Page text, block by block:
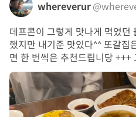
whereverur
데프콘이 그렇게 맛나게 먹었던
했지만 내기준 맛있다^^ 또갈집
면 한 번씩은 추천드립니당 +++